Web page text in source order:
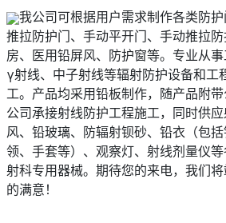
我公司可根据用户需求制作各类防
推拉防护门、手动平开门、手动推拉
房、医用铅屏风、防护窗等。专业从事
γ射线、中子射线等辐射防护设备和工
工。产品均采用铅板制作，随产品附带
公司承接射线防护工程施工，同时供
风、铅玻璃、防辐射钡砂、铅衣（包
领、手套等）、观察灯、射线剂量仪
射科专用器械。 期待您的来电，我们
的满意！